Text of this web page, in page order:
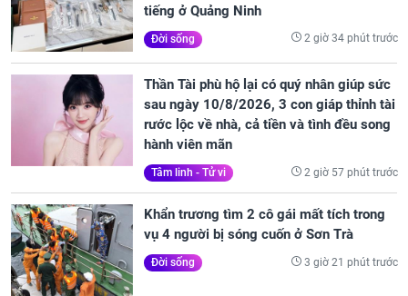
tiếng ở Quảng Ninh
Đời sống 2 giờ 34 phút trước
Thần Tài phù hộ lại có quý nhân giúp sức
sau ngày 10/8/2026, 3 con giáp thỉnh tài
rước lộc về nhà, cả tiền và tình đều song
hành viên mãn
Tâm linh - Tử vi 2 giờ 57 phút trước
Khẩn trương tìm 2 cô gái mất tích trong
vụ 4 người bị sóng cuốn ở Sơn Trà
Đời sống 3 giờ 21 phút trước